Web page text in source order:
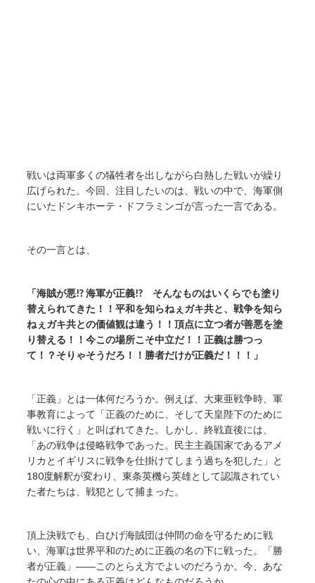
戦いは両軍多くの犠牲者を出しながら白熱した戦いが繰り
広げられた。今回、注目したいのは、戦いの中で、海軍側
にいたドンキホーテ・ドフラミンゴが言った一言である。
その一言とは、
「海賊が悪!? 海軍が正義!? そんなものはいくらでも塗り
替えられてきた！！平和を知らねぇガキ共と、戦争を知ら
ねぇガキ共との価値観は違う！！頂点に立つ者が善悪を塗
り替える！！今この場所こそ中立だ！！正義は勝つっ
て！？そりゃそうだろ！！勝者だけが正義だ！！！」
「正義」とは一体何だろうか。例えば、大東亜戦争時、軍
事教育によって「正義のために、そして天皇陛下のために
戦いに行く」と叫ばれてきた。しかし、終戦直後には、
「あの戦争は侵略戦争であった。民主主義国家であるアメ
リカとイギリスに戦争を仕掛けてしまう過ちを犯した」と
180度解釈が変わり、東条英機ら英雄として認識されてい
た者たちは、戦犯として捕まった。
頂上決戦でも、白ひげ海賊団は仲間の命を守るために戦
い、海軍は世界平和のために正義の名の下に戦った。「勝
者が正義」――このとらえ方でよいのだろうか。今、あな